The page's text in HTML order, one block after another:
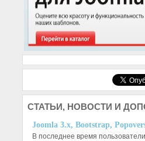
СТАТЬИ, НОВОСТИ И
Joomla 3.x, Bootstrap,
В последнее время